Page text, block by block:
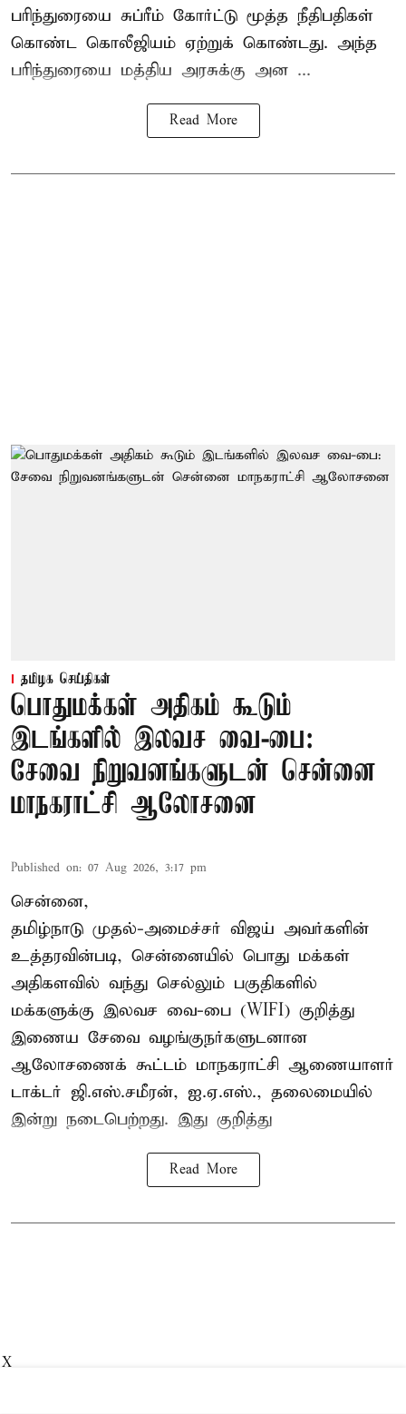
பரிந்துரையை சுப்ரீம் கோர்ட்டு மூத்த நீதிபதிகள்
கொண்ட கொலீஜியம் ஏற்றுக் கொண்டது. அந்த
பரிந்துரையை மத்திய அரசுக்கு அன ...
Read More
தமிழக செய்திகள்
பொதுமக்கள் அதிகம் கூடும்
இடங்களில் இலவச வை-பை:
சேவை நிறுவனங்களுடன் சென்னை
மாநகராட்சி ஆலோசனை
Published on: 07 Aug 2026, 3:17 pm
சென்னை,
தமிழ்நாடு முதல்-அமைச்சர் விஜய் அவர்களின்
உத்தரவின்படி, சென்னையில் பொது மக்கள்
அதிகளவில் வந்து செல்லும் பகுதிகளில்
மக்களுக்கு இலவச வை-பை (WIFI) குறித்து
இணைய சேவை வழங்குநர்களுடனான
ஆலோசணைக் கூட்டம் மாநகராட்சி ஆணையாளர்
டாக்டர் ஜி.எஸ்.சமீரன், ஐ.ஏ.எஸ்., தலைமையில்
இன்று நடைபெற்றது. இது குறித்து
Read More
X